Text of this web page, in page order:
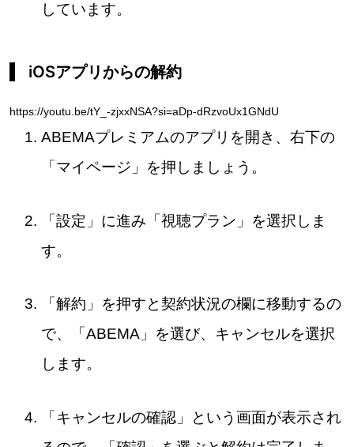
しています。
iOSアプリからの解約
https://youtu.be/tY_-zjxxNSA?si=aDp-dRzvoUx1GNdU
ABEMAプレミアムのアプリを開き、右下の
「マイページ」を押しましょう。
「設定」に進み「視聴プラン」を選択しま
す。
「解約」を押すと契約状況の欄に移動するの
で、「ABEMA」を選び、キャンセルを選択
します。
「キャンセルの確認」という画面が表示され